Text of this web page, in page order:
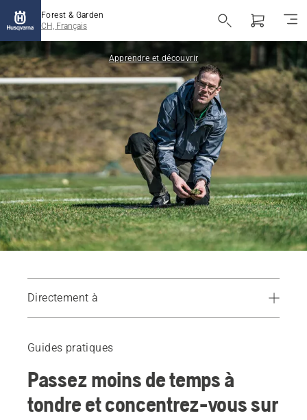
Forest & Garden
CH, Français
Apprendre et découvrir
Directement à
Produits
Guides pratiques
Passez moins de temps à
tondre et concentrez-vous sur